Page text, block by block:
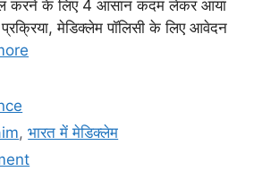
करने के लिए 4 आसान कदम लेकर आया
प्रक्रिया, मेडिक्लेम पॉलिसी के लिए आवेदन
,भारत में मेडिक्लेम